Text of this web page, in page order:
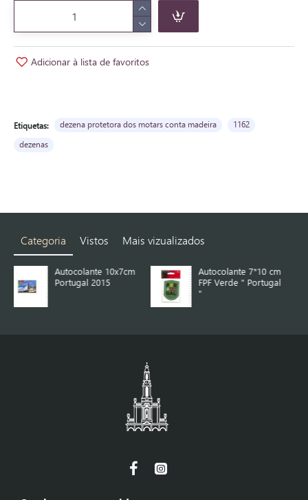
Adicionar à lista de favoritos
Etiquetas: dezena protetora dos motars conta madeira
1162
dezenas
Categoria Vistos Mais vizualizados
10x7cm
2015
Autocolante 7*10 cm
FPF Verde " Portugal
FPF